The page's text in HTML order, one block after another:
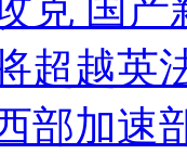
克 国
超越英
部加速